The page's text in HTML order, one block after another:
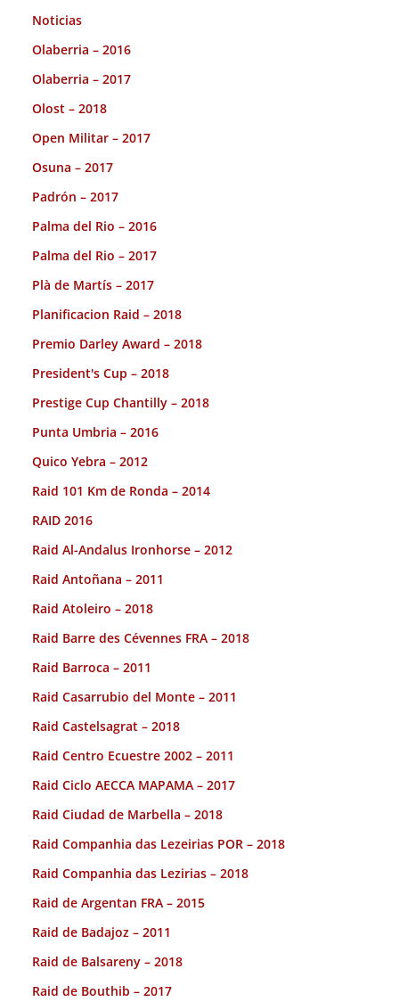
Noticias
Olaberria – 2016
Olaberria – 2017
Olost – 2018
Open Militar – 2017
Osuna – 2017
Padrón – 2017
Palma del Rio – 2016
Palma del Rio – 2017
Plà de Martís – 2017
Planificacion Raid – 2018
Premio Darley Award – 2018
President's Cup – 2018
Prestige Cup Chantilly – 2018
Punta Umbria – 2016
Quico Yebra – 2012
Raid 101 Km de Ronda – 2014
RAID 2016
Raid Al-Andalus Ironhorse – 2012
Raid Antoñana – 2011
Raid Atoleiro – 2018
Raid Barre des Cévennes FRA – 2018
Raid Barroca – 2011
Raid Casarrubio del Monte – 2011
Raid Castelsagrat – 2018
Raid Centro Ecuestre 2002 – 2011
Raid Ciclo AECCA MAPAMA – 2017
Raid Ciudad de Marbella – 2018
Raid Companhia das Lezeirias POR – 2018
Raid Companhia das Lezirias – 2018
Raid de Argentan FRA – 2015
Raid de Badajoz – 2011
Raid de Balsareny – 2018
Raid de Bouthib – 2017